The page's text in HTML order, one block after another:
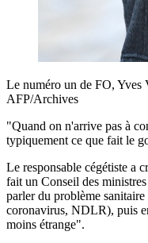
Le numéro un de FO, Yves
AFP/Archives
"Quand on n'arrive pas à
typiquement ce que fait le
Le responsable cégétiste a
fait un Conseil des
parler du problème
coronavirus, NDLR), puis
moins étrange".